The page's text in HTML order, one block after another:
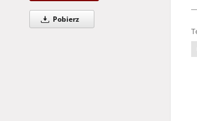
Pobierz